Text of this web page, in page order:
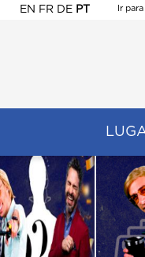
EN FR DE PT
Ir